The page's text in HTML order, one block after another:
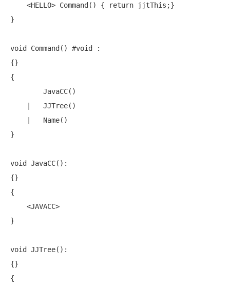
    <HELLO> Command() {
return jjtThis;}
}
void
Command() #void :
{}
{
}
void
JavaCC():
{}
{
}
void
JJTree():
{}
{